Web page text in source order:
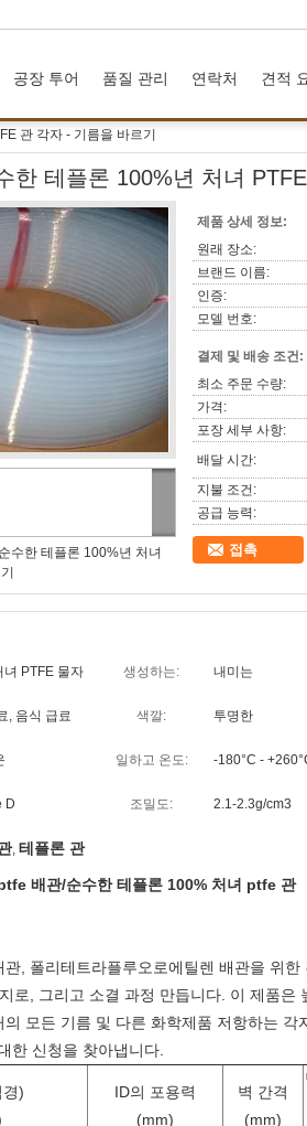
공장 투어 품질 관리 연락처 견적
관 각자 - 기름을 바르기
한 테플론 100%년 처녀
수한 테플론 100%년 처녀
제품 상세 정보:
원래 장소:
브랜드 이름:
인증:
모델 번호:
결제 및 배송 조건:
최소 주문 수량:
가격:
포장 세부 사항:
배달 시간:
지불 조건:
공급 능력:
접촉
녀 PTFE 물자 생성하는: 내미는
, 음식 급료 색깔: 투명한
일하고 온도: -180°C -
D 조밀도: 2.1-2.3g/cm3
, 테플론 관
배관/순수한 테플론 100% 처녀 ptfe 관
, 폴리테트라플루오로에틸렌 배관을 위
로, 그리고 소결 과정 만듭니다. 이 제품은
모든 기름 및 다른 화학제품 저항하는
한 신청을 찾아냅니다.
)
ID의 포용력
(mm)
벽 간격
(mm)